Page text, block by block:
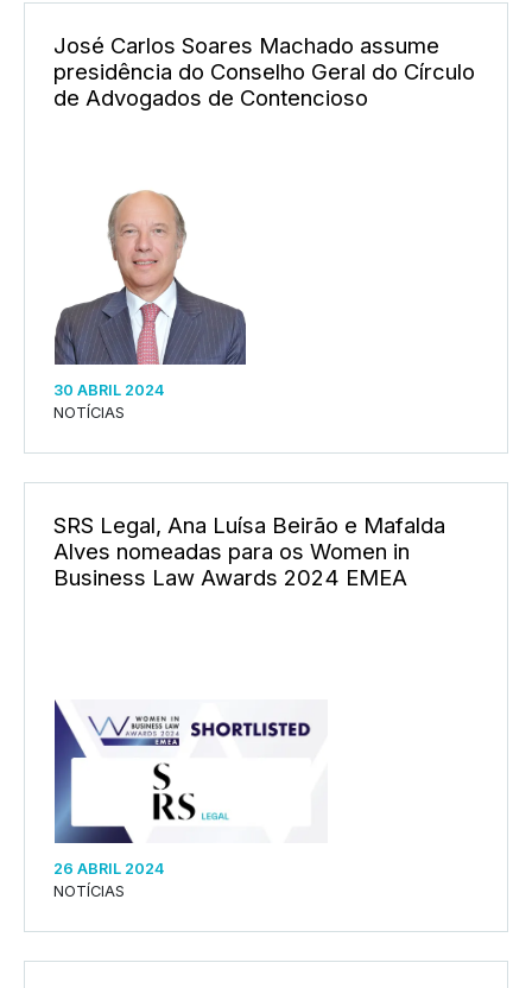
José Carlos Soares Machado assume
presidência do Conselho Geral do Círculo
de Advogados de Contencioso
30 ABRIL 2024
NOTÍCIAS
SRS Legal, Ana Luísa Beirão e Mafalda
Alves nomeadas para os Women in
Business Law Awards 2024 EMEA
26 ABRIL 2024
NOTÍCIAS